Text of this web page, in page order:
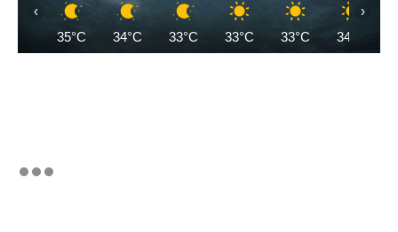
35°C 34°C 33°C 33°C 33°C 34°C
‹ ›